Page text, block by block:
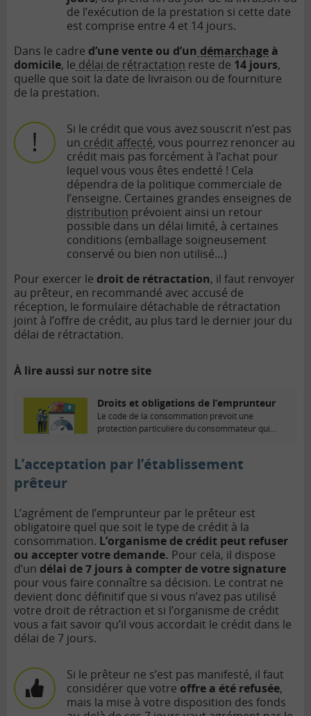
de l’exécution de la prestation si cette date
est comprise entre 4 et 14 jours.
Dans le cadre d’une vente ou d’un démarchage à
domicile, le délai de rétractation reste de 14 jours,
quelle que soit la date de livraison ou de fourniture
de la prestation.
Si le crédit que vous avez souscrit n’est pas
un crédit affecté, vous pourrez renoncer au
crédit mais pas forcément à l’achat pour
lequel vous vous êtes endetté ! Cela
dépendra de la politique commerciale de
l’enseigne. Certaines grandes enseignes de
distribution prévoient ainsi un retour
possible dans un délai limité, à certaines
conditions (emballage soigneusement
conservé ou bien non utilisé…)
Pour exercer le droit de rétractation, il faut renvoyer
au prêteur, en recommandé avec accusé de
réception, le formulaire détachable de rétractation
joint à l’offre de crédit, au plus tard le dernier jour du
délai de rétractation.
À lire aussi sur notre site
Droits et obligations de l’emprunteur
Le code de la consommation prévoit une
protection particulière du consommateur qui
L’acceptation par l’établissement
prêteur
L’agrément de l’emprunteur par le prêteur est
obligatoire quel que soit le type de crédit à la
consommation. L’organisme de crédit peut refuser
ou accepter votre demande. Pour cela, il dispose
d’un délai de 7 jours à compter de votre signature
pour vous faire connaître sa décision. Le contrat ne
devient donc définitif que si vous n’avez pas utilisé
votre droit de rétraction et si l’organisme de crédit
vous a fait savoir qu’il vous accordait le crédit dans le
délai de 7 jours.
Si le prêteur ne s’est pas manifesté, il faut
considérer que votre offre a été refusée,
mais la mise à votre disposition des fonds